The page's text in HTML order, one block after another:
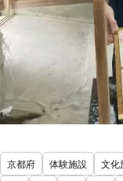
京都府 体験施設 文化